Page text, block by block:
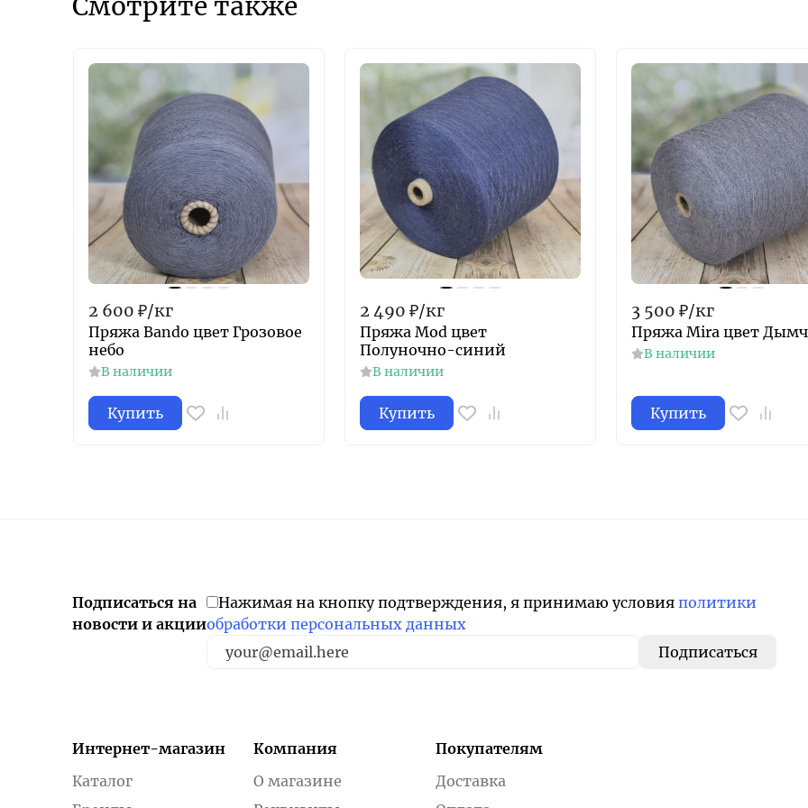
Смотрите также
2 600 ₽/кг
Пряжа Bando цвет Грозовое
небо
В наличии
Купить
2 490 ₽/кг
Пряжа Mod цвет
Полуночно-синий
В наличии
Купить
3 500 ₽/кг
Пряжа Mira цвет
В наличии
Купить
Подписаться на
новости и акции
Нажимая на кнопку подтверждения, я принимаю условия политики
обработки персональных данных
Интернет-магазин
Каталог
Компания
О магазине
Покупателям
Доставка